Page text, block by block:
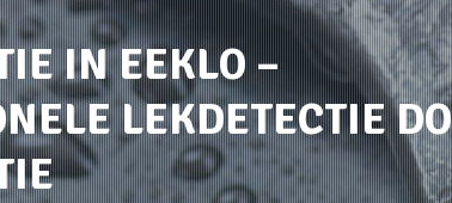
IN EEKLO –
LEKDETECTIE